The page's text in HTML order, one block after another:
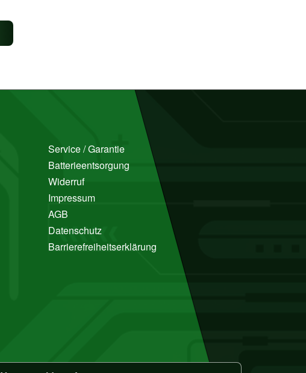
Service / Garantie
Batterieentsorgung
Widerruf
Impressum
AGB
Datenschutz
Barrierefreiheitserklärung